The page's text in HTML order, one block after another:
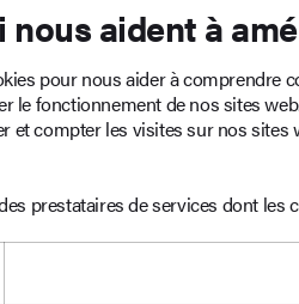
nous aident à
pour nous aider à comprendre
le fonctionnement de nos sites
et compter les visites sur nos
prestataires de services dont